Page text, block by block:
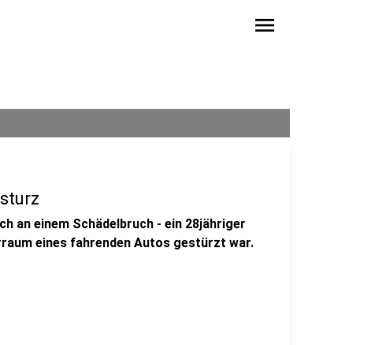
menu
an einem Schädelbruch - ein 28jähriger
eines fahrenden Autos gestürzt war.